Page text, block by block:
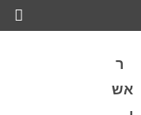
ר
אש